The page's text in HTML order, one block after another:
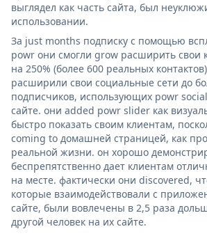
выглядел как часть сайта, был
использовании.
За just months подписку с помощью
powr они смогли grow расширить свои
на 250% (более 600 реальных
расширили свои социальные сети до
подписчиков, использующих powr
сайте. они added powr slider как
быстро показать своим клиентам,
coming to домашней страницей, как
реальной жизни. он хорошо
беспрепятственно дает клиентам
на месте. фактически они discovered,
которые взаимодействовали с
сайте, были вовлечены в 2,5 раза
другой человек на их сайте.